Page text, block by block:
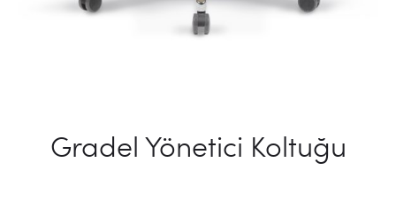
Gradel Yönetici Koltuğu